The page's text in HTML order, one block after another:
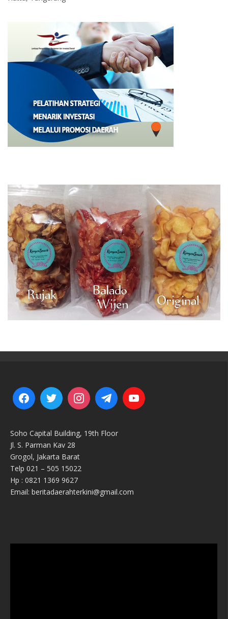
Soho Capital Building, 19th Floor
Jl. S. Parman Kav 28
Grogol, Jakarta Barat
Telp 021 – 505 15022
Hp : 0821 1369 9627
Email: beritadaerahterkini@gmail.com